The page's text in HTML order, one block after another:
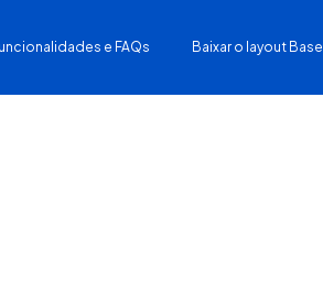
e FAQs Baixar o layout Base